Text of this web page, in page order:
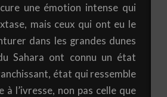
une émotion intense qui
mais ceux qui ont eu le
dans les grandes dunes
Sahara ont connu un état
état qui ressemble
à l’ivresse, non pas celle que